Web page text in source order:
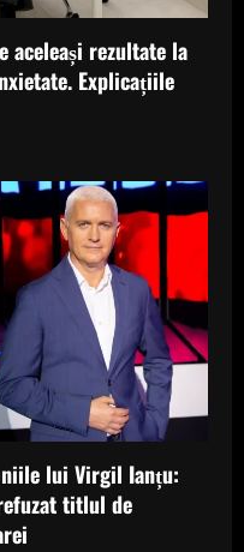
aceleași rezultate la
Explicațiile
lui Virgil Ianțu:
titlul de